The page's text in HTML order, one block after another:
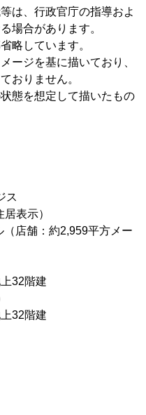
は、行政官庁の指導およ
場合があります。
略しています。
ージを基に描いており、
おりません。
態を想定して描いたもの
ス
表示）
店舗：約2,959平方メー
32階建
32階建